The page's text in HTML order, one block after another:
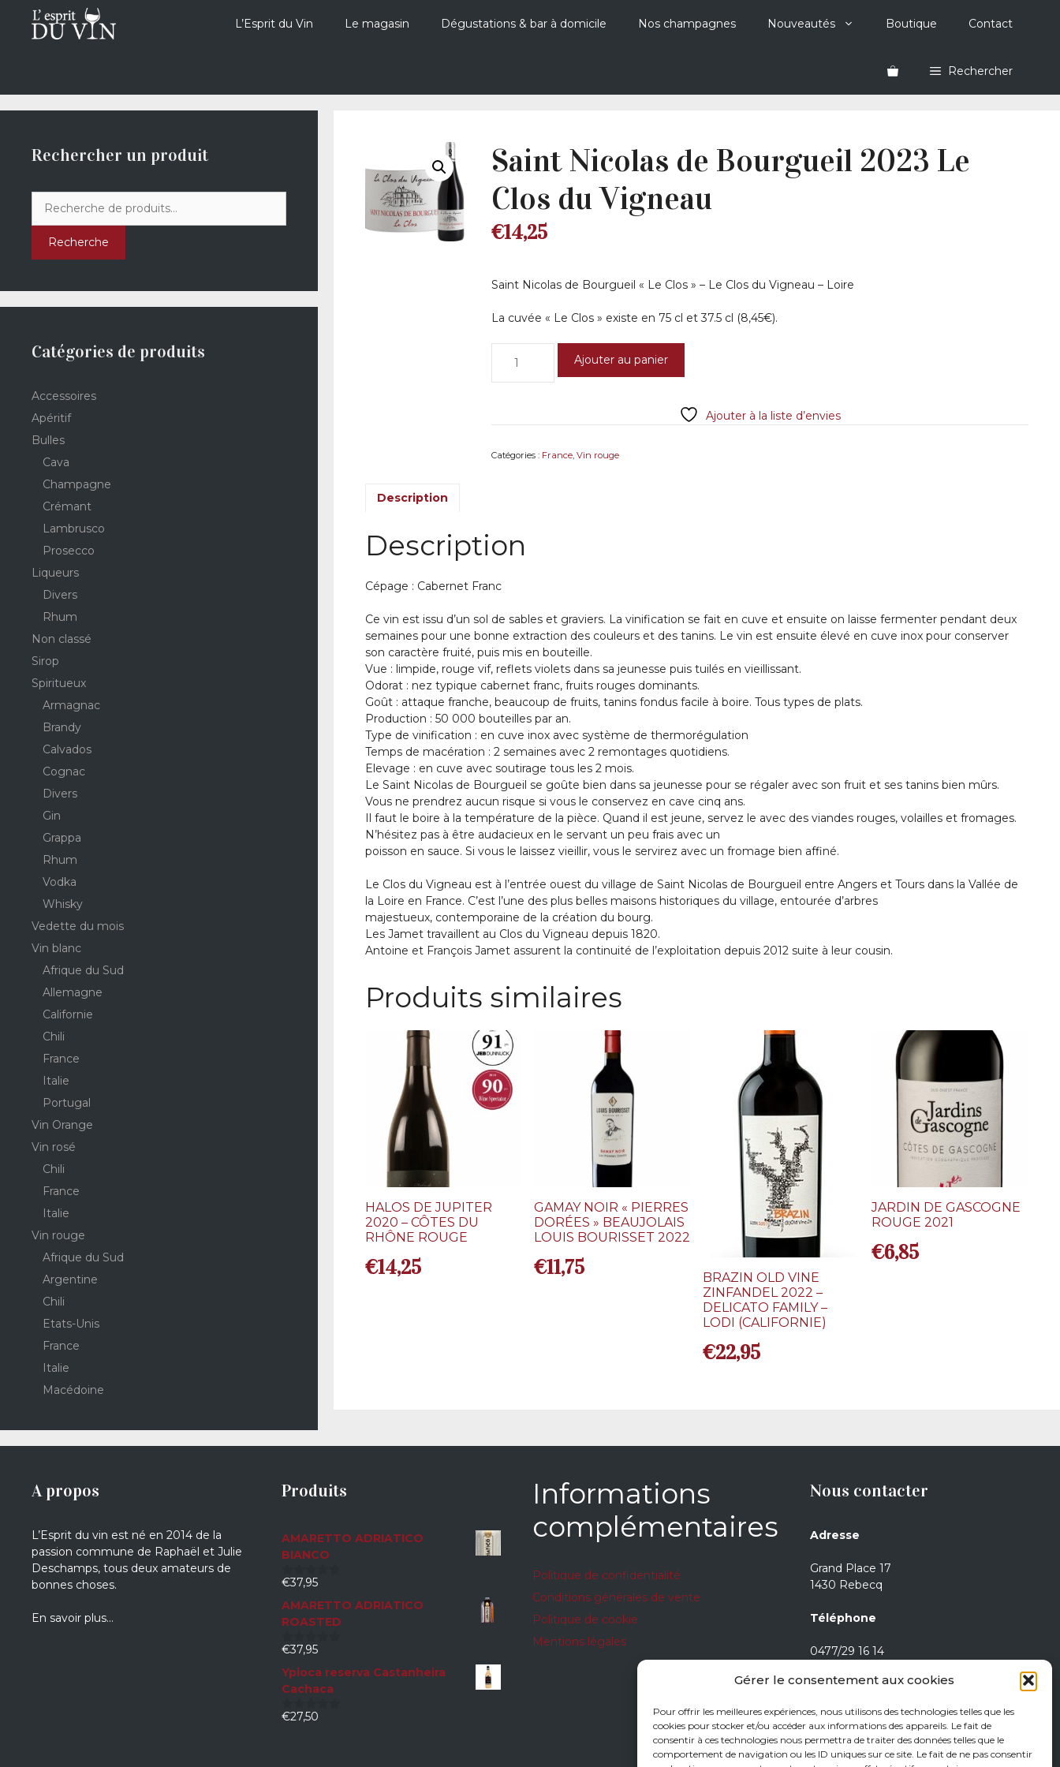
Gérer le consentement aux cookies
Pour offrir les meilleures expériences, nous utilisons des technologies telles que les
cookies pour stocker et/ou accéder aux informations des appareils. Le fait de
consentir à ces technologies nous permettra de traiter des données telles que le
comportement de navigation ou les ID uniques sur ce site. Le fait de ne pas consentir
contenu
L’Esprit du Vin Le magasin Dégustations & bar à domicile Nos champagnes Nouveautés Boutique Contact
Rechercher
Saint Nicolas de Bourgueil 2023 Le
Clos du Vigneau
€14,25
Saint Nicolas de Bourgueil « Le Clos » – Le Clos du Vigneau – Loire
La cuvée « Le Clos » existe en 75 cl et 37.5 cl (8,45€).
Saint
2023
Ajouter au panier
Ajouter à la liste d’envies
Catégories : France, Vin rouge
Description
Description
Cépage : Cabernet Franc
Ce vin est issu d’un sol de sables et graviers. La vinification se fait en cuve et ensuite on laisse fermenter pendant deux
semaines pour une bonne extraction des couleurs et des tanins. Le vin est ensuite élevé en cuve inox pour conserver
son caractère fruité, puis mis en bouteille.
Vue : limpide, rouge vif, reflets violets dans sa jeunesse puis tuilés en vieillissant.
Odorat : nez typique cabernet franc, fruits rouges dominants.
Goût : attaque franche, beaucoup de fruits, tanins fondus facile à boire. Tous types de plats.
Production : 50 000 bouteilles par an.
Type de vinification : en cuve inox avec système de thermorégulation
Temps de macération : 2 semaines avec 2 remontages quotidiens.
Elevage : en cuve avec soutirage tous les 2 mois.
Le Saint Nicolas de Bourgueil se goûte bien dans sa jeunesse pour se régaler avec son fruit et ses tanins bien mûrs.
Vous ne prendrez aucun risque si vous le conservez en cave cinq ans.
Il faut le boire à la température de la pièce. Quand il est jeune, servez le avec des viandes rouges, volailles et fromages.
N’hésitez pas à être audacieux en le servant un peu frais avec un
poisson en sauce. Si vous le laissez vieillir, vous le servirez avec un fromage bien affiné.
Le Clos du Vigneau est à l’entrée ouest du village de Saint Nicolas de Bourgueil entre Angers et Tours dans la Vallée de
la Loire en France. C’est l’une des plus belles maisons historiques du village, entourée d’arbres
majestueux, contemporaine de la création du bourg.
Les Jamet travaillent au Clos du Vigneau depuis 1820.
Antoine et François Jamet assurent la continuité de l’exploitation depuis 2012 suite à leur cousin.
Produits similaires
HALOS DE JUPITER
2020 – CÔTES DU
RHÔNE ROUGE
€14,25
GAMAY NOIR « PIERRES
DORÉES » BEAUJOLAIS
LOUIS BOURISSET 2022
€11,75
BRAZIN OLD VINE
ZINFANDEL 2022 –
DELICATO FAMILY –
LODI (CALIFORNIE)
€22,95
JARDIN DE GASCOGNE
ROUGE 2021
€6,85
Rechercher un produit
pour :
Recherche
Catégories de produits
Accessoires
Apéritif
Bulles
Cava
Champagne
Crémant
Lambrusco
Prosecco
Liqueurs
Divers
Rhum
Non classé
Sirop
Spiritueux
Armagnac
Brandy
Calvados
Cognac
Divers
Gin
Grappa
Rhum
Vodka
Whisky
Vedette du mois
Vin blanc
Afrique du Sud
Allemagne
Californie
Chili
France
Italie
Portugal
Vin Orange
Vin rosé
Chili
France
Italie
Vin rouge
Afrique du Sud
Argentine
Chili
Etats-Unis
France
Italie
Macédoine
A propos
L’Esprit du vin est né en 2014 de la
passion commune de Raphaël et Julie
Deschamps, tous deux amateurs de
bonnes choses.
En savoir plus…
Produits
AMARETTO ADRIATICO
BIANCO
0
5
€37,95
AMARETTO ADRIATICO
ROASTED
0
5
€37,95
Ypioca reserva Castanheira
Cachaca
0
€27,50
Informations
complémentaires
Politique de confidentialité
Conditions générales de vente
Politique de cookie
Mentions légales
Nous contacter
Adresse
Grand Place 17
1430 Rebecq
Téléphone
0477/29 16 14
Jeudi de 15h à 18h
Vendredi de 15h à 18h